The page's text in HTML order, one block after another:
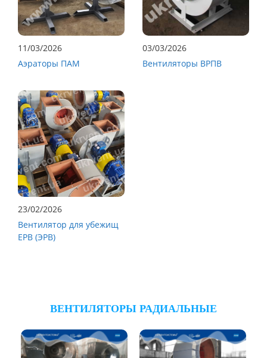
11/03/2026
Аэраторы ПАМ
03/03/2026
Вентиляторы ВРПВ
23/02/2026
Вентилятор для убежищ
ЕРВ (ЭРВ)
ВЕНТИЛЯТОРЫ РАДИАЛЬНЫЕ